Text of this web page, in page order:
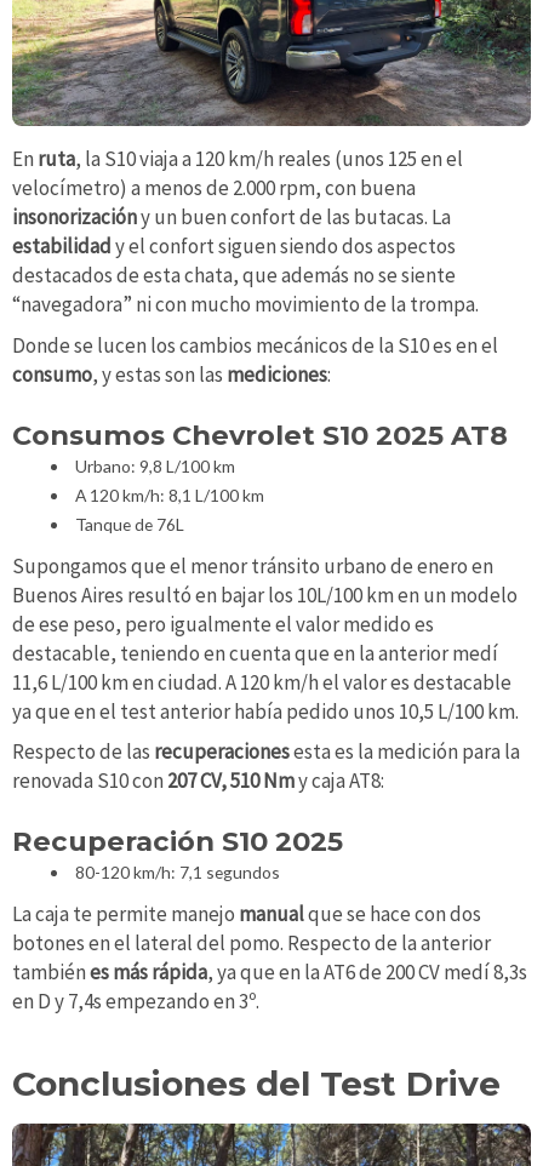
En ruta, la S10 viaja a 120 km/h reales (unos 125 en el
velocímetro) a menos de 2.000 rpm, con buena
insonorizacióny un buen confort de las butacas. La
estabilidady el confort siguen siendo dos aspectos
destacados de esta chata, que además no se siente
“navegadora” ni con mucho movimiento de la trompa.
Donde se lucen los cambios mecánicos de la S10 es en el
consumo, y estas son las mediciones:
Consumos Chevrolet S10 2025 AT8
Urbano: 9,8 L/100 km
A 120 km/h: 8,1 L/100 km
Tanque de 76L
Supongamos que el menor tránsito urbano de enero en
Buenos Aires resultó en bajar los 10L/100 km en un modelo
de ese peso, pero igualmente el valor medido es
destacable, teniendo en cuenta que en la anterior medí
11,6 L/100 km en ciudad. A 120 km/h el valor es destacable
ya que en el test anterior había pedido unos 10,5 L/100 km.
Respecto de las recuperacionesesta es la medición para la
renovada S10 con 207 CV, 510 Nmy caja AT8:
Recuperación S10 2025
80-120 km/h: 7,1 segundos
La caja te permite manejo manualque se hace con dos
botones en el lateral del pomo. Respecto de la anterior
tambiénes más rápida, ya que en la AT6 de 200 CV medí 8,3s
en D y 7,4s empezando en 3º.
Conclusiones del Test Drive